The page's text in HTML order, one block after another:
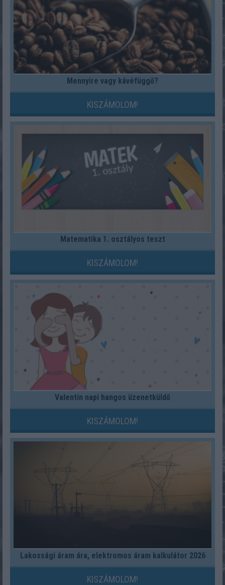
Mennyire vagy kávéfüggő?
KISZÁMOLOM!
Matematika 1. osztályos teszt
KISZÁMOLOM!
Valentin napi hangos üzenetküldő
KISZÁMOLOM!
Lakossági áram ára, elektromos áram kalkulátor 2026
KISZÁMOLOM!